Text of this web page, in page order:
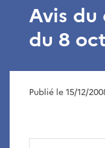
Avis du
du 8
Publié le 15/12/